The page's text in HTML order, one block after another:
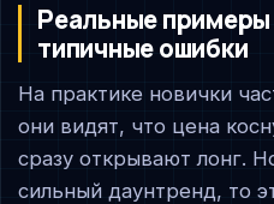
Реальные примеры
типичные ошибки
На практике новички
они видят, что цена
сразу открывают лонг.
сильный даунтренд, то